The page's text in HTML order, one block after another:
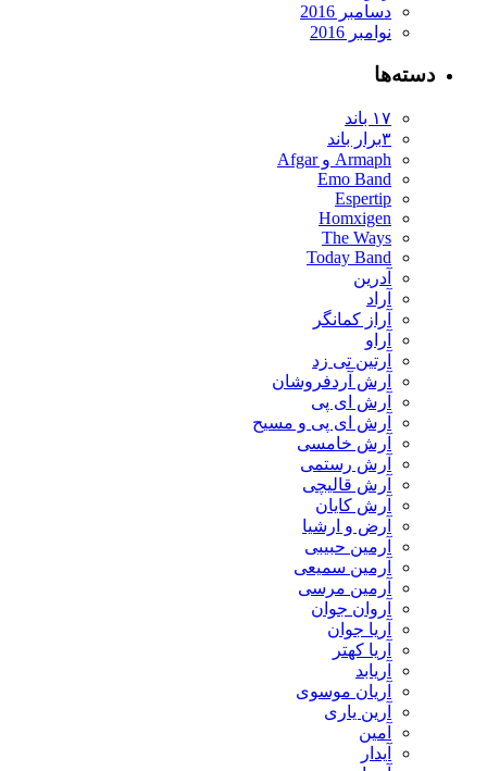
دسامبر 2016
Armaph و Afgar
Emo Band
Espertip
Homxigen
The Ways
Today Band
آراز کمانگر
آرتین تی زد
آرش آردفروشان
آرش ای پی
آرش ای پی و مسیح
آرش خامسی
آرش رستمی
آرش قالیچی
آرش کایان
​آرض و ارشیا
آرمین حبیبی
آرمین سمیعی
آرمین مرسی
آروان جوان
آریا جوان
آریا کهتر
آریان موسوی
آرین یاری